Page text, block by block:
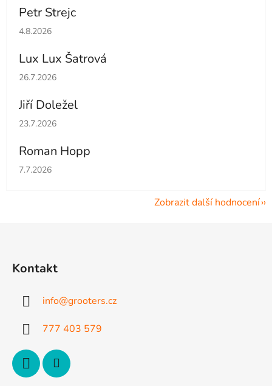
Petr Strejc
Hodnocení obchodu je 5 z 5 hvězdiček.
4.8.2026
Lux Lux Šatrová
Hodnocení obchodu je 5 z 5 hvězdiček.
26.7.2026
Jiří Doležel
Hodnocení obchodu je 5 z 5 hvězdiček.
23.7.2026
Roman Hopp
Hodnocení obchodu je 5 z 5 hvězdiček.
7.7.2026
Zobrazit další hodnocení
Kontakt
info@grooters.cz
777 403 579